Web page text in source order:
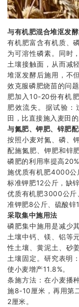
与有机肥混合堆沤发
有机肥富含有机质、
为可溶性磷素。同时
土壤接触面，从而减
堆沤发酵后施用，不
效克服磷肥烧苗的问
肥加入10-20份有机
肥效流失。据试验：
田，比直接施入麦田的
与氮肥、钾肥、锌肥
按照小麦对氮、磷、
配施氮肥、钾肥和锌
磷肥的利用率提高
施优质有机肥4000公
标准钾肥12公斤，缺
优质有机肥3000公
准钾肥8公斤、硫酸锌
采取集中施用法
磷肥集中施用是减少
土壤中钙、镁、铝等
性土壤、黄泥土、砂
土壤固定。研究表明
使小麦增产11.8%。
条施方法：在小麦播
施8-10厘米，再用第
2厘米。